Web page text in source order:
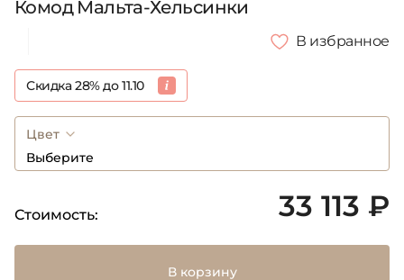
Комод Мальта-Хельсинки
В избранное
Скидка 28% до 11.10
Цвет
Выберите
Стоимость: 33 113 ₽
В корзину